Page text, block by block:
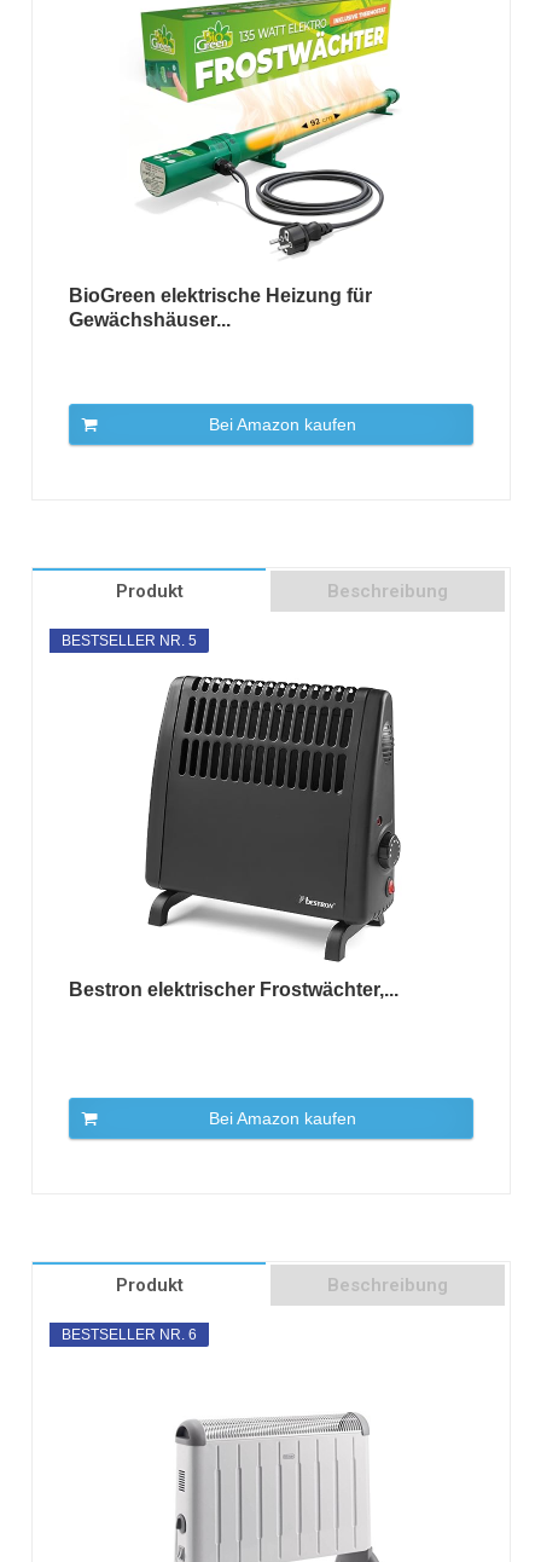
BioGreen elektrische Heizung für
Gewächshäuser...
Bei Amazon kaufen
Produkt Beschreibung
BESTSELLER NR. 5
Bestron elektrischer Frostwächter,...
Bei Amazon kaufen
Produkt Beschreibung
BESTSELLER NR. 6